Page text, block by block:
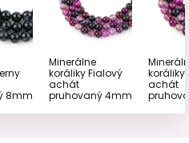
8mm
Minerálne
koráliky Fialový
achát
pruhovaný 4mm
koráliky
achát